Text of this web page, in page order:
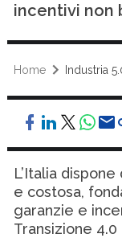
incentivi non
Home Industria
L’Italia
e costosa,
garanzie e
Transizione